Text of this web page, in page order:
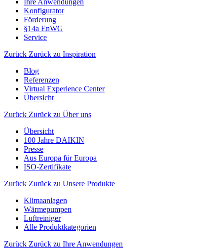
Ihre Anwendungen
Konfigurator
Förderung
§14a EnWG
Service
Zurück Zurück zu Inspiration
Blog
Referenzen
Virtual Experience Center
Übersicht
Zurück Zurück zu Über uns
Übersicht
100 Jahre DAIKIN
Presse
Aus Europa für Europa
ISO-Zertifikate
Zurück Zurück zu Unsere Produkte
Klimaanlagen
Wärmepumpen
Luftreiniger
Alle Produktkategorien
Zurück Zurück zu Ihre Anwendungen